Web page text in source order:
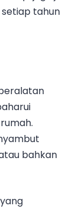
tahun
bahkan